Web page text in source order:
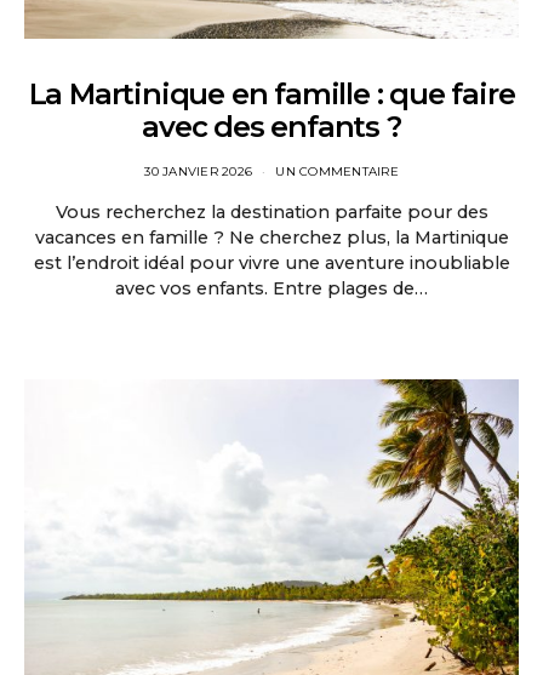
La Martinique en famille : que faire
avec des enfants ?
30 JANVIER 2026 UN COMMENTAIRE
Vous recherchez la destination parfaite pour des
vacances en famille ? Ne cherchez plus, la Martinique
est l’endroit idéal pour vivre une aventure inoubliable
avec vos enfants. Entre plages de…